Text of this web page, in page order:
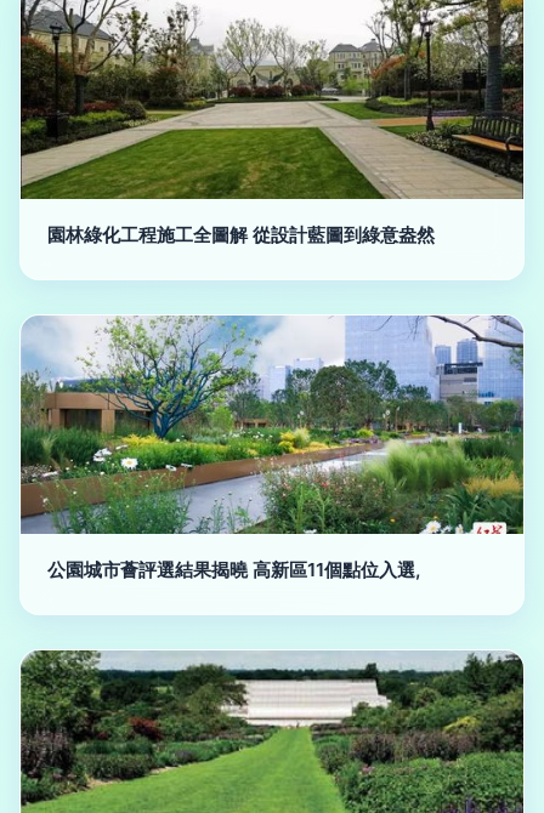
園林綠化工程施工全圖解 從設計藍圖到綠意盎然
公園城市薈評選結果揭曉 高新區11個點位入選,